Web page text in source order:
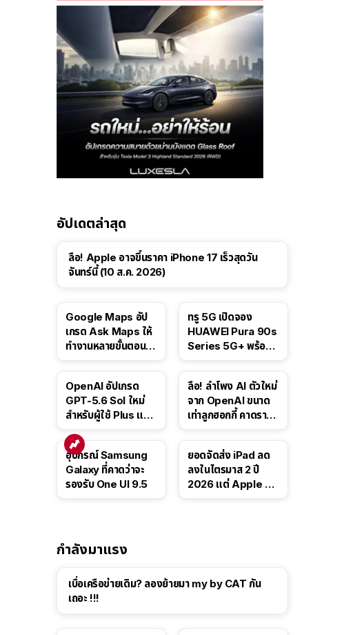
อัปเดตล่าสุด
ลือ! Apple อาจขึ้นราคา iPhone 17 เร็วสุดวัน
จันทร์นี้ (10 ส.ค. 2026)
Google Maps อัป
เกรด Ask Maps ให้
ทำงานหลายขั้นตอนได้
สาธารณะ
ทรู 5G เปิดจอง
HUAWEI Pura 90s
Series 5G+ พร้อม
OpenAI อัปเกรด
GPT-5.6 Sol ใหม่
สำหรับผู้ใช้ Plus และ
5.6 Luna ให้ผู้ใช้ฟรี
ลือ! ลำโพง AI ตัวใหม่
จาก OpenAI ขนาด
เท่าลูกฮอกกี้ คาดราคา
อุปกรณ์ Samsung
Galaxy ที่คาดว่าจะ
รองรับ One UI 9.5
ยอดจัดส่ง iPad ลด
ลงในไตรมาส 2 ปี
2026 แต่ Apple ยัง
กำลังมาแรง
เบื่อเครือข่ายเดิม? ลองย้ายมา my by CAT กัน
เถอะ !!!